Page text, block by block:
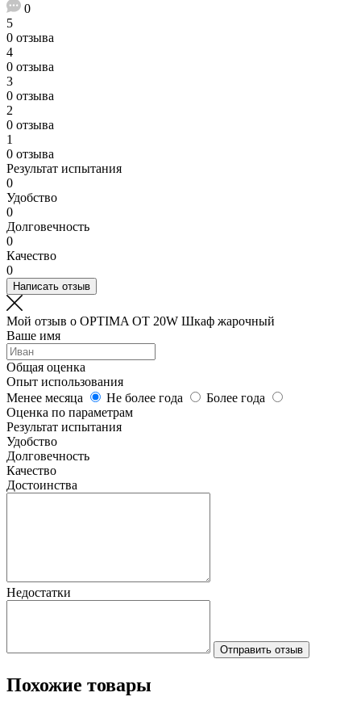
0
5
0 отзыва
4
0 отзыва
3
0 отзыва
2
0 отзыва
1
0 отзыва
Результат испытания
0
Удобство
0
Долговечность
0
Качество
0
Написать отзыв
Мой отзыв о OPTIMA OT 20W Шкаф жарочный
Ваше имя
Общая оценка
Опыт использования
Менее месяца
Не более года
Более года
Оценка по параметрам
Результат испытания
Удобство
Долговечность
Качество
Достоинства
Недостатки
Отправить отзыв
Похожие товары